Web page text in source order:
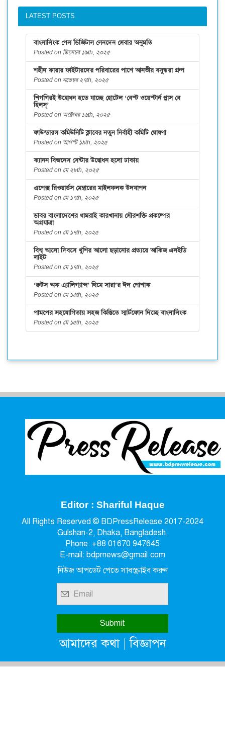
LATEST POSTS
বাংলালিংক পেল ডিজিটাল লেনদেন সেবার অনুমতি
Posted on ডিসেম্বর ১৯th, ২০২৫
শহীদ ফায়ার ফাইটারদের পরিবারের পাশে আনভীর বসুন্ধরা গ্রুপ
Posted on নভেম্বর ২৭th, ২০২৫
শিগগিরই উদ্বোধন হতে যাচ্ছে হোটেল ‘বেস্ট ওয়েস্টার্ন প্লাস বে
হিলস্’
Posted on অক্টোবর ১৬th, ২০২৫
ফাউন্ডারস কমিউনিটি ক্লাবের নতুন নির্বাহী কমিটি ঘোষণা
Posted on আগস্ট ১৯th, ২০২৫
ক্যানন বিজনেস সেন্টার উদ্বোধন হলো ঢাকায়
Posted on মে ২৮th, ২০২৫
এপেক্স রিওয়ার্ডস মেম্বারের মাইলফলক উদযাপন
Posted on মে ১৭th, ২০২৫
ডাবর বাংলাদেশের ধামরাই কারখানায় সৌরশক্তি প্রকল্পের
অগ্রযাত্রা
Posted on মে ১৭th, ২০২৫
বিশ্ব আলো দিবসে খুশির আলো ছড়ানোর প্রত্যয়ে আকিজ এলইডি
লাইট
Posted on মে ১৭th, ২০২৫
‘রুটস অফ এ্যালিগ্যান্স’ থিমে সারা’র ঈদ পোশাক
Posted on মে ১৫th, ২০২৫
পামপের সহযোগিতায় সহজ কিস্তিতে স্মার্টফোন দিচ্ছে বাংলালিংক
Posted on মে ১৫th, ২০২৫
Editor : Shariful Haque
All Rights Reserved © BDPressRelease 2017-2024
Gulshan-2, Dhaka, Bangladesh.
Phone: +88 01670 947645
E-mail: bdprnews@gmail.com
নিউজ আপডেট পেতে সাবস্ক্রাইব করুন
আমাদের কথা|বিজ্ঞাপন